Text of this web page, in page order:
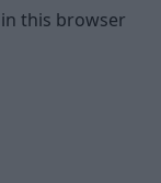
this browser